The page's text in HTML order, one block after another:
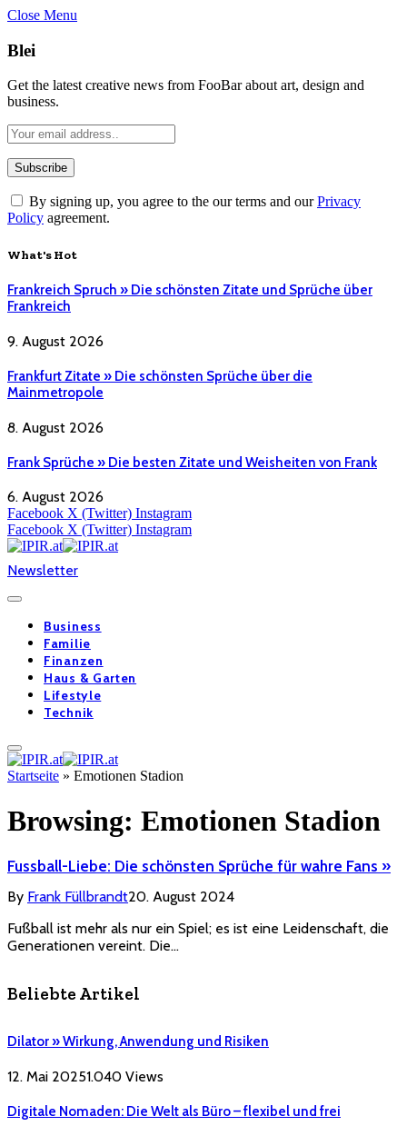
Close Menu
Blei
Get the latest creative news from FooBar about art, design and
business.
By signing up, you agree to the our terms and ourPrivacy
Policy agreement.
What's Hot
Frankreich Spruch » Die schönsten Zitate und Sprüche über
Frankreich
9. August 2026
Frankfurt Zitate » Die schönsten Sprüche über die
Mainmetropole
8. August 2026
Frank Sprüche » Die besten Zitate und Weisheiten von Frank
6. August 2026
Facebook X (Twitter) Instagram
Facebook X (Twitter) Instagram
Newsletter
Business
Familie
Finanzen
Haus & Garten
Lifestyle
Technik
Startseite » Emotionen Stadion
Browsing: Emotionen Stadion
Fussball-Liebe: Die schönsten Sprüche für wahre Fans »
By Frank Füllbrandt20. August 2024
Fußball ist mehr als nur ein Spiel; es ist eine Leidenschaft, die
Generationen vereint. Die…
Beliebte Artikel
Dilator » Wirkung, Anwendung und Risiken
12. Mai 20251.040 Views
Digitale Nomaden: Die Welt als Büro – flexibel und frei